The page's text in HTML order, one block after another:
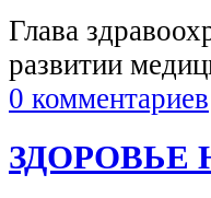
Глава
развитии
0 комментариев
ЗДОРОВЬЕ